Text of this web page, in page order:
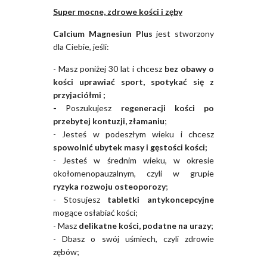
Super mocne, zdrowe kości i zęby
Calcium Magnesiun Plus jest stworzony
dla Ciebie, jeśli:
- Masz poniżej 30 lat i chcesz bez obawy o
kości uprawiać sport, spotykać się z
przyjaciółmi ;
- Poszukujesz regeneracji kości po
przebytej kontuzji, złamaniu;
- Jesteś w podeszłym wieku i chcesz
spowolnić ubytek masy i gęstości kości;
- Jesteś w średnim wieku, w okresie
okołomenopauzalnym, czyli w grupie
ryzyka rozwoju osteoporozy;
- Stosujesz tabletki antykoncepcyjne
mogące osłabiać kości;
- Masz delikatne kości, podatne na urazy;
- Dbasz o swój uśmiech, czyli zdrowie
zębów;